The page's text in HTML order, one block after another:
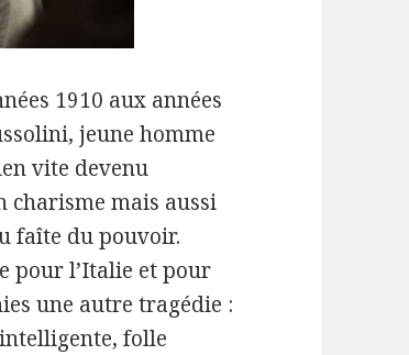
1910 aux années
jeune homme
vite devenu
charisme mais aussi
faîte du pouvoir.
pour l’Italie et pour
une autre tragédie :
folle